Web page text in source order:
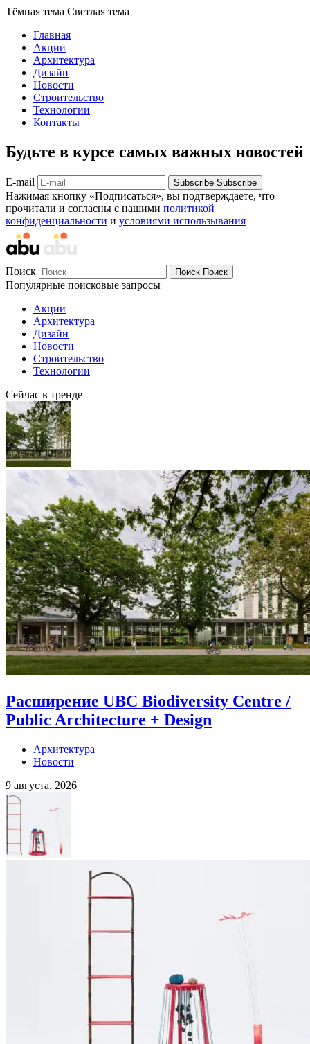
Тёмная тема Светлая тема
Главная
Акции
Архитектура
Дизайн
Новости
Строительство
Технологии
Контакты
Будьте в курсе самых важных новостей
E-mail Subscribe Subscribe
Нажимая кнопку «Подписаться», вы подтверждаете, что
прочитали и согласны с нашими политикой
конфиденциальности и условиями использывания
Поиск Поиск Поиск
Популярные поисковые запросы
Акции
Архитектура
Дизайн
Новости
Строительство
Технологии
Сейчас в тренде
Расширение UBC Biodiversity Centre /
Public Architecture + Design
Архитектура
Новости
9 августа, 2026